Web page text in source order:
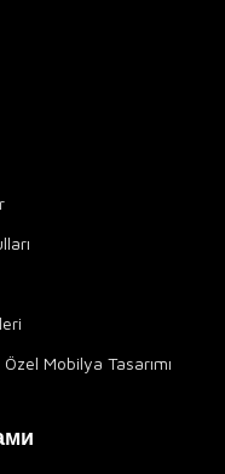
Mobilya Tasarımı